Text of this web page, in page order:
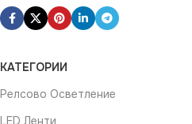
КАТЕГОРИИ
Релсово Осветление
LED Ленти